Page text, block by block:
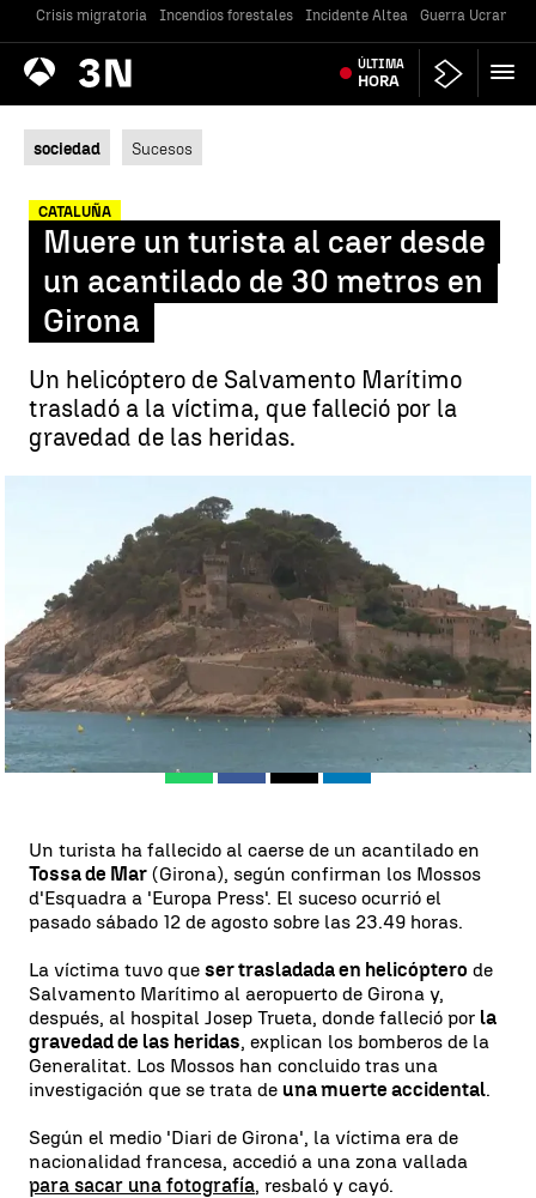
Crisis migratoria Incendios forestales Incidente Altea Guerra Ucrania
Antena
3 Noticias ÚLTIMA
HORA
sociedad Sucesos
CATALUÑA
Muere un turista al caer desde
un acantilado de 30 metros en
Girona
Un helicóptero de Salvamento Marítimo
trasladó a la víctima, que falleció por la
gravedad de las heridas.
Muere un turista al caer desde un acantilado |
Rosario Miñano
Actualizado:15 de agosto de 2023, 16:02
Publicado:14 de agosto de 2023, 22:39
WhatsappFacebook
X Linkedin
Un turista ha fallecido al caerse de un acantilado en
Tossa de Mar (Girona), según confirman los Mossos
d'Esquadra a 'Europa Press'. El suceso ocurrió el
pasado sábado 12 de agosto sobre las 23.49 horas.
La víctima tuvo que ser trasladada en helicóptero de
Salvamento Marítimo al aeropuerto de Girona y,
después, al hospital Josep Trueta, donde falleció por la
gravedad de las heridas, explican los bomberos de la
Generalitat. Los Mossos han concluido tras una
investigación que se trata de una muerte accidental.
Según el medio 'Diari de Girona', la víctima era de
nacionalidad francesa, accedió a una zona vallada
para sacar una fotografía, resbaló y cayó.